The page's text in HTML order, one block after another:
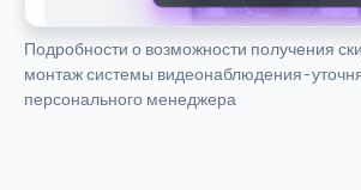
Подробности о возможности получения
монтаж системы видеонаблюдения -
персонального менеджера